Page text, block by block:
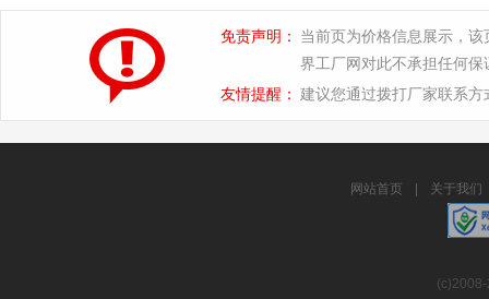
免责声明：
当前页为价格信息展示，
界工厂网对此不承担任何保
友情提醒： 建议您通过拨打厂家联系
网站首页 关于我们